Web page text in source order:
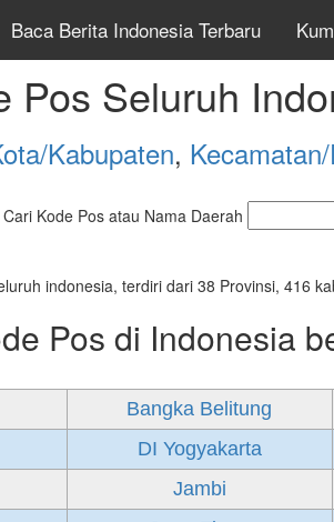
Baca Berita Indonesia Terbaru
Pos Seluruh
Kabupaten,
Cari Kode Pos atau Nama Daerah
indonesia, terdiri dari 38 Provinsi, 416
Pos di Indonesia
Bangka Belitung
DI Yogyakarta
Jambi